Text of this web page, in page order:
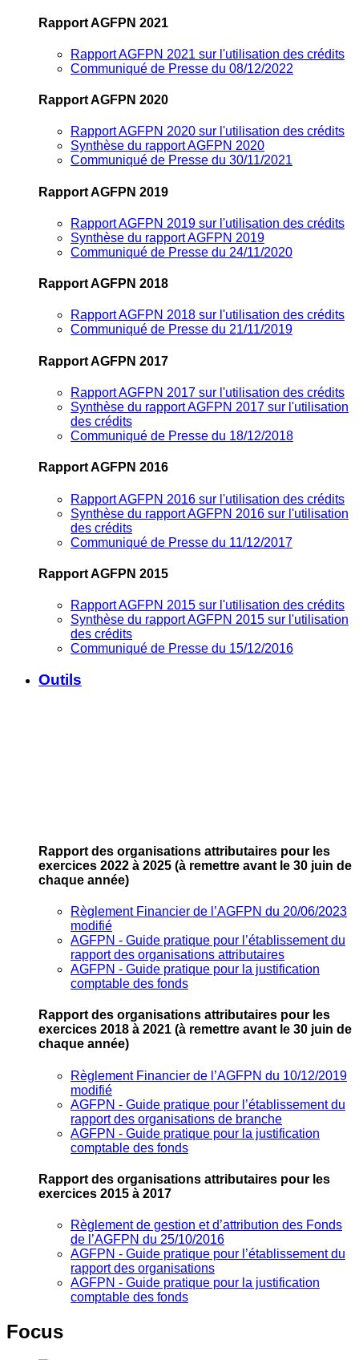
Rapport AGFPN 2021
Rapport AGFPN 2021 sur l'utilisation des crédits
Communiqué de Presse du 08/12/2022
Rapport AGFPN 2020
Rapport AGFPN 2020 sur l'utilisation des crédits
Synthèse du rapport AGFPN 2020
Communiqué de Presse du 30/11/2021
Rapport AGFPN 2019
Rapport AGFPN 2019 sur l'utilisation des crédits
Synthèse du rapport AGFPN 2019
Communiqué de Presse du 24/11/2020
Rapport AGFPN 2018
Rapport AGFPN 2018 sur l'utilisation des crédits
Communiqué de Presse du 21/11/2019
Rapport AGFPN 2017
Rapport AGFPN 2017 sur l'utilisation des crédits
Synthèse du rapport AGFPN 2017 sur l'utilisation
des crédits
Communiqué de Presse du 18/12/2018
Rapport AGFPN 2016
Rapport AGFPN 2016 sur l'utilisation des crédits
Synthèse du rapport AGFPN 2016 sur l'utilisation
des crédits
Communiqué de Presse du 11/12/2017
Rapport AGFPN 2015
Rapport AGFPN 2015 sur l'utilisation des crédits
Synthèse du rapport AGFPN 2015 sur l'utilisation
des crédits
Communiqué de Presse du 15/12/2016
Outils
Rapport des organisations attributaires pour les
exercices 2022 à 2025 (à remettre avant le 30 juin de
chaque année)
Règlement Financier de l’AGFPN du 20/06/2023
modifié
AGFPN ‐ Guide pratique pour l’établissement du
rapport des organisations attributaires
AGFPN ‐ Guide pratique pour la justification
comptable des fonds
Rapport des organisations attributaires pour les
exercices 2018 à 2021 (à remettre avant le 30 juin de
chaque année)
Règlement Financier de l’AGFPN du 10/12/2019
modifié
AGFPN ‐ Guide pratique pour l’établissement du
rapport des organisations de branche
AGFPN ‐ Guide pratique pour la justification
comptable des fonds
Rapport des organisations attributaires pour les
exercices 2015 à 2017
Règlement de gestion et d’attribution des Fonds
de l’AGFPN du 25/10/2016
AGFPN ‐ Guide pratique pour l’établissement du
rapport des organisations
AGFPN ‐ Guide pratique pour la justification
comptable des fonds
Focus